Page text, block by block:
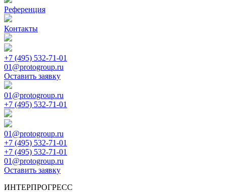
Референция
Контакты
+7 (495) 532-71-01
01@protogroup.ru
Оставить заявку
01@protogroup.ru
+7 (495) 532-71-01
01@protogroup.ru
+7 (495) 532-71-01
+7 (495) 532-71-01
01@protogroup.ru
Оставить заявку
ИНТЕРПРОГРЕСС